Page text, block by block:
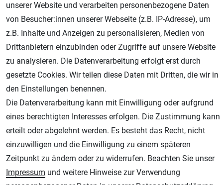
Geprüfter Shop
Widerrufsrecht Datenschutz Impressum
Unsere weiteren Shops:
Schmincke-City.de
Schmincke Künstlerfarben das Gesamtsortiment
unserer Website und verarbeiten personenbezogene Daten
von Besucher:innen unserer Webseite (z.B. IP-Adresse), um
z.B. Inhalte und Anzeigen zu personalisieren, Medien von
Drittanbietern einzubinden oder Zugriffe auf unsere Website
zu analysieren. Die Datenverarbeitung erfolgt erst durch
gesetzte Cookies. Wir teilen diese Daten mit Dritten, die wir in
den Einstellungen benennen.
Die Datenverarbeitung kann mit Einwilligung oder aufgrund
eines berechtigten Interesses erfolgen. Die Zustimmung kann
erteilt oder abgelehnt werden. Es besteht das Recht, nicht
einzuwilligen und die Einwilligung zu einem späteren
Zeitpunkt zu ändern oder zu widerrufen. Beachten Sie unser
Impressum und weitere Hinweise zur Verwendung